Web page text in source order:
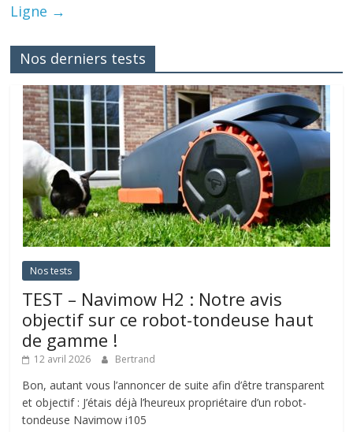
Ligne →
Nos derniers tests
Nos tests
TEST – Navimow H2 : Notre avis
objectif sur ce robot-tondeuse haut
de gamme !
12 avril 2026 Bertrand
Bon, autant vous l’annoncer de suite afin d’être transparent
et objectif : J’étais déjà l’heureux propriétaire d’un robot-
tondeuse Navimow i105